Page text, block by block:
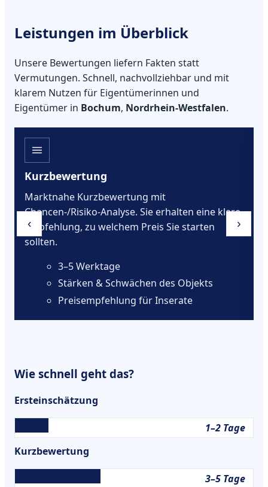
Leistungen im Überblick
Unsere Bewertungen liefern Fakten statt
Vermutungen. Schnell, nachvollziehbar und mit
klarem Nutzen für Eigentümerinnen und
Eigentümer in Bochum, Nordrhein-Westfalen.
Kurzbewertung
Marktnahe Kurzbewertung mit
Chancen-/Risiko-Analyse. Sie erhalten eine klare
Empfehlung, zu welchem Preis Sie starten
sollten.
3–5 Werktage
Stärken & Schwächen des Objekts
Preisempfehlung für Inserate
‹ ›
Wie schnell geht das?
Ersteinschätzung
1–2 Tage
Kurzbewertung
3–5 Tage